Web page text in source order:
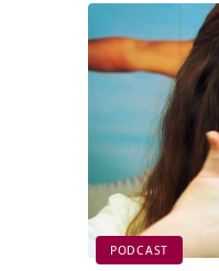
PODCAST